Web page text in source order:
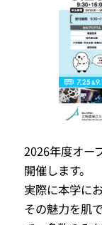
入
受
大
オ
進学
大学
高
2026年度オー
開催します。
実際に本学に
その魅力を肌